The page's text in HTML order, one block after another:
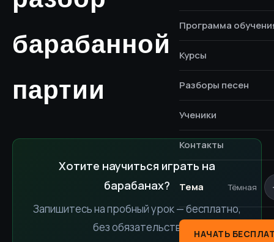
Программа
Курсы
Разборы песен
Ученики
Контакты
Тема Тёмная
НАЧАТЬ
барабанной
партии
Хотите научиться играть на
барабанах?
Запишитесь на пробный урок — бесплатно,
без обязательств